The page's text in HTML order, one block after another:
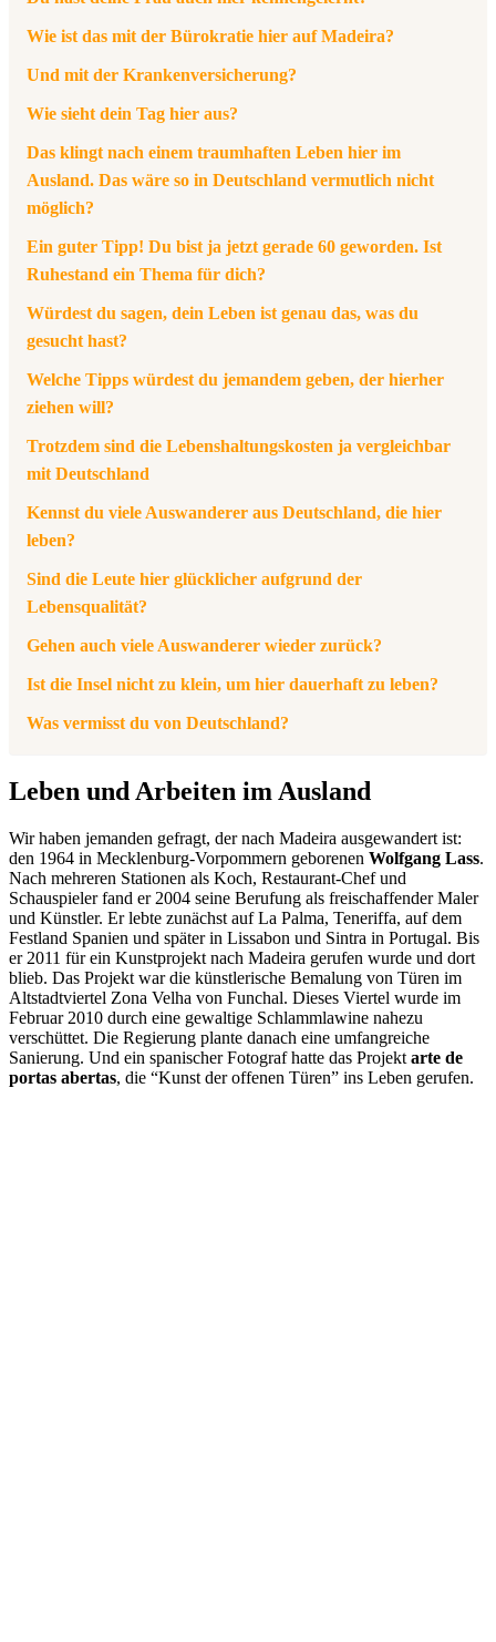
Wie ist das mit der Bürokratie hier auf Madeira?
Und mit der Krankenversicherung?
Wie sieht dein Tag hier aus?
Das klingt nach einem traumhaften Leben hier im
Ausland. Das wäre so in Deutschland vermutlich nicht
möglich?
Ein guter Tipp! Du bist ja jetzt gerade 60 geworden. Ist
Ruhestand ein Thema für dich?
Würdest du sagen, dein Leben ist genau das, was du
gesucht hast?
Welche Tipps würdest du jemandem geben, der hierher
ziehen will?
Trotzdem sind die Lebenshaltungskosten ja vergleichbar
mit Deutschland
Kennst du viele Auswanderer aus Deutschland, die hier
leben?
Sind die Leute hier glücklicher aufgrund der
Lebensqualität?
Gehen auch viele Auswanderer wieder zurück?
Ist die Insel nicht zu klein, um hier dauerhaft zu leben?
Was vermisst du von Deutschland?
Leben und Arbeiten im Ausland
Wir haben jemanden gefragt, der nach Madeira ausgewandert ist:
den 1964 in Mecklenburg-Vorpommern geborenen Wolfgang Lass.
Nach mehreren Stationen als Koch, Restaurant-Chef und
Schauspieler fand er 2004 seine Berufung als freischaffender Maler
und Künstler. Er lebte zunächst auf La Palma, Teneriffa, auf dem
Festland Spanien und später in Lissabon und Sintra in Portugal. Bis
er 2011 für ein Kunstprojekt nach Madeira gerufen wurde und dort
blieb. Das Projekt war die künstlerische Bemalung von Türen im
Altstadtviertel Zona Velha von Funchal. Dieses Viertel wurde im
Februar 2010 durch eine gewaltige Schlammlawine nahezu
verschüttet. Die Regierung plante danach eine umfangreiche
Sanierung. Und ein spanischer Fotograf hatte das Projekt arte de
portas abertas, die “Kunst der offenen Türen” ins Leben gerufen.